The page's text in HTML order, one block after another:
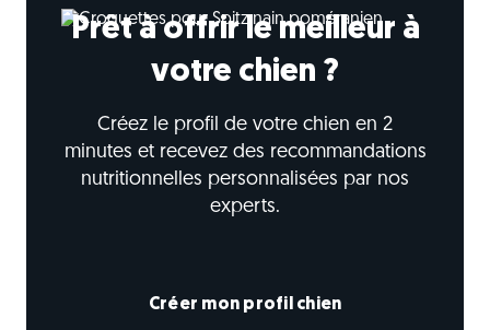
Prêt à offrir le meilleur à
votre chien ?
Créez le profil de votre chien en 2
minutes et recevez des recommandations
nutritionnelles personnalisées par nos
experts.
Créer mon profil chien